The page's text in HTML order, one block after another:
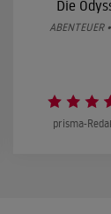
Die
ABENTEUER
prisma-